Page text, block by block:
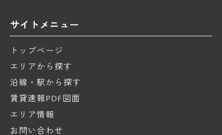
サイトメニュー
トップページ
エリアから探す
沿線・駅から探す
賃貸速報PDF図面
エリア情報
お問い合わせ